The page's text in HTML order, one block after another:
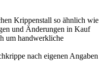
Krippenstall so ähnlich wie
und Änderungen in Kauf
um handwerkliche
nach eigenen Angaben